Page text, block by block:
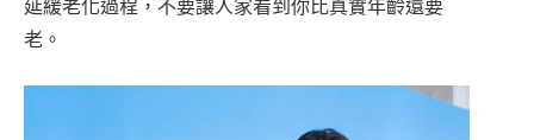
是隨著年齡增長，肌膚難免會有些歲月痕跡，但是不
是身為藝人會比一般人更希望能維持住好的狀態，建
議大家可以找對的方式，像是利用科技和儀器，幫助